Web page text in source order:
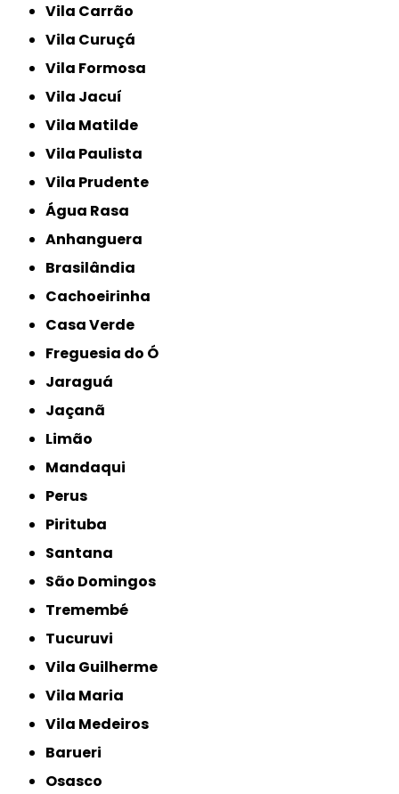
Vila Carrão
Vila Curuçá
Vila Formosa
Vila Jacuí
Vila Matilde
Vila Paulista
Vila Prudente
Água Rasa
Anhanguera
Brasilândia
Cachoeirinha
Casa Verde
Freguesia do Ó
Jaraguá
Jaçanã
Limão
Mandaqui
Perus
Pirituba
Santana
São Domingos
Tremembé
Tucuruvi
Vila Guilherme
Vila Maria
Vila Medeiros
Barueri
Osasco